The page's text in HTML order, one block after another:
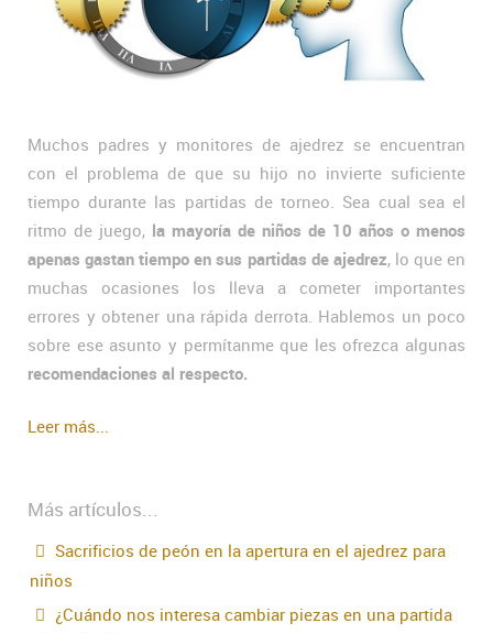
Muchos padres y monitores de ajedrez se encuentran
con el problema de que su hijo no invierte suficiente
tiempo durante las partidas de torneo. Sea cual sea el
ritmo de juego, la mayoría de niños de 10 años o menos
apenas gastan tiempo en sus partidas de ajedrez, lo que en
muchas ocasiones los lleva a cometer importantes
errores y obtener una rápida derrota. Hablemos un poco
sobre ese asunto y permítanme que les ofrezca algunas
recomendaciones al respecto.
Leer más...
Más artículos...
Sacrificios de peón en la apertura en el ajedrez para
niños
¿Cuándo nos interesa cambiar piezas en una partida